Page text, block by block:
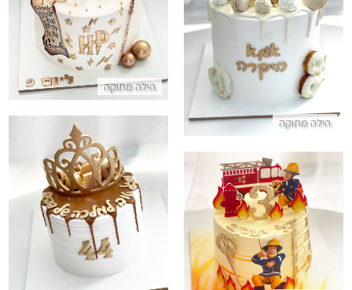
הילה מתוקה
התקשר/י
הילה מתוקה
עוגת יום הולדת ממתקים
התקשר/י
עוגה מעוצבת למלכה של הבית
התקשר/י
עוגת סמי הכבאי
התקשר/י